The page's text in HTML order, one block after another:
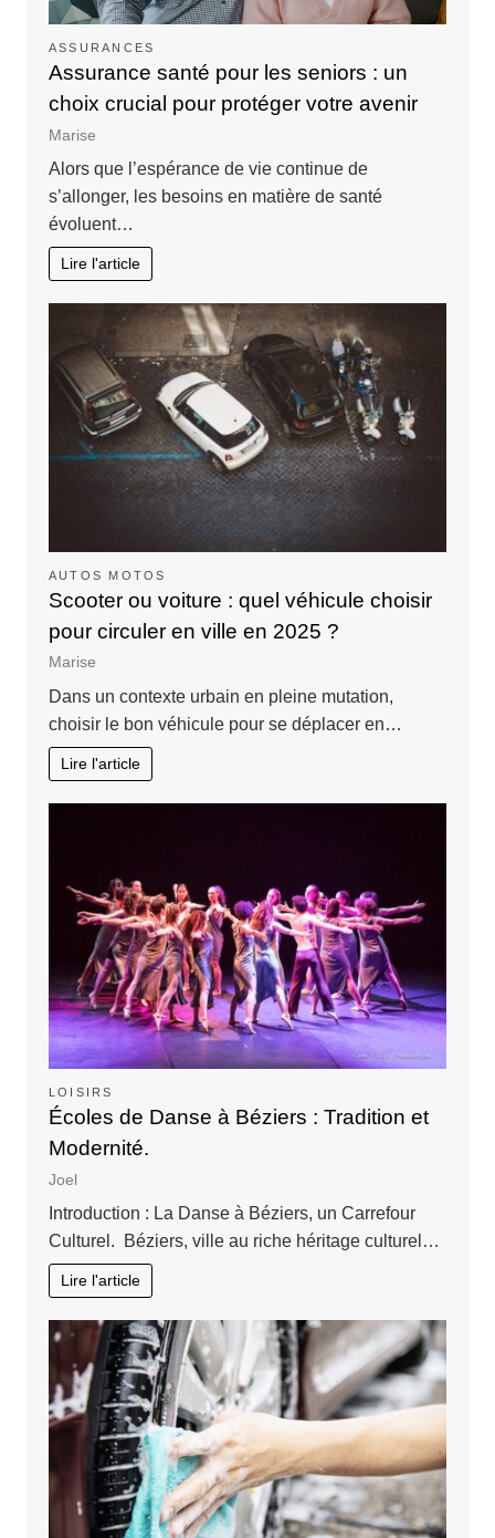
ASSURANCES
Assurance santé pour les seniors : un
choix crucial pour protéger votre avenir
Marise
Alors que l’espérance de vie continue de
s’allonger, les besoins en matière de santé
évoluent…
Lire l'article
AUTOS MOTOS
Scooter ou voiture : quel véhicule choisir
pour circuler en ville en 2025 ?
Marise
Dans un contexte urbain en pleine mutation,
choisir le bon véhicule pour se déplacer en…
Lire l'article
LOISIRS
Écoles de Danse à Béziers : Tradition et
Modernité.
Joel
Introduction : La Danse à Béziers, un Carrefour
Culturel. Béziers, ville au riche héritage culturel…
Lire l'article